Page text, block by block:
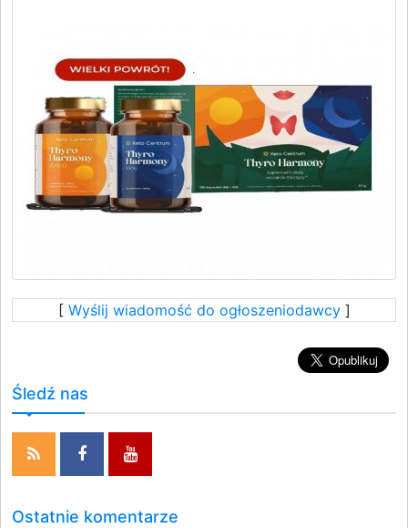
[ Wyślij wiadomość do ogłoszeniodawcy]
Śledź nas
Ostatnie komentarze